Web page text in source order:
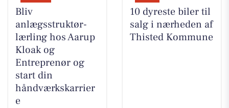
Bliv
anlægsstruktør-
lærling hos Aarup
Kloak og
Entreprenør og
start din
håndværkskarrier
e
10 dyreste biler til
salg i nærheden af
Thisted Kommune